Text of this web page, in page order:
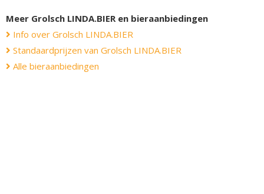
Meer Grolsch LINDA.BIER en bieraanbiedingen
Info over Grolsch LINDA.BIER
Standaardprijzen van Grolsch LINDA.BIER
Alle bieraanbiedingen